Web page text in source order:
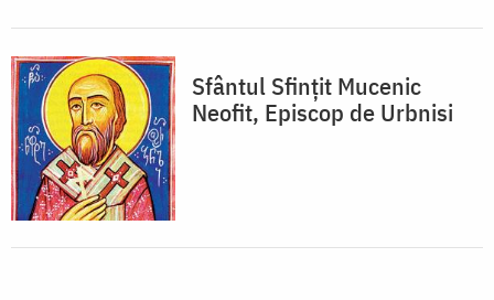
Sfântul Sfințit Mucenic
Neofit, Episcop de Urbnisi